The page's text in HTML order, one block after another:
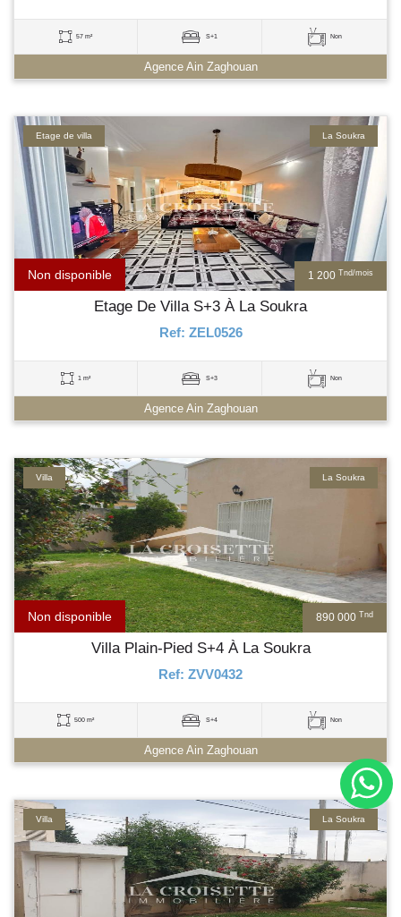
57 m² S+1 Non
Agence Ain Zaghouan
1 200 Tnd/mois
Non disponible
La Soukra
Etage de villa
Etage De Villa S+3 À La Soukra
Ref: ZEL0526
1 m² S+3 Non
Agence Ain Zaghouan
890 000 Tnd
Non disponible
La Soukra
Villa
Villa Plain-Pied S+4 À La Soukra
Ref: ZVV0432
500 m² S+4 Non
Agence Ain Zaghouan
La Soukra
Villa